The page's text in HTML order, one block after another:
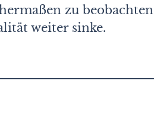
zu beobachten
weiter sinke.